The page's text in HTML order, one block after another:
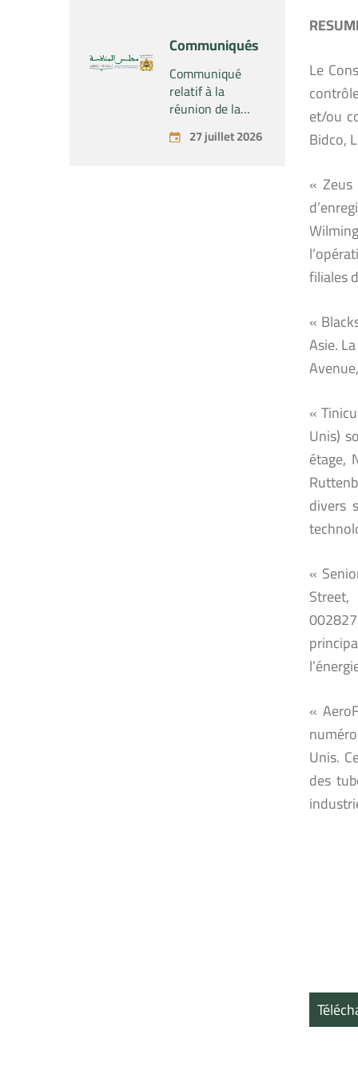
concernant la
prise par la
société « Fives
SAS » du
contrôle exclusif
de la société «
Aries Industries
Communiqués
Communiqué
relatif à la
réunion de la
Commission
Permanente du
27 juillet 2026
Le
et/ou
Bidco,
«
filiales
«
Asie.
«
Unis)
étage,
divers
«
«
Unis.
des